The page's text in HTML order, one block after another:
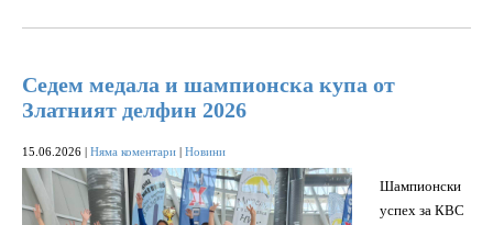
Седем медала и шампионска купа от
Златният делфин 2026
15.06.2026 | Няма коментари | Новини
Шампионски
успех за КВС